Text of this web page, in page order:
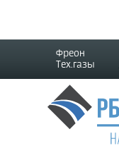
Фреон
Тех.газы